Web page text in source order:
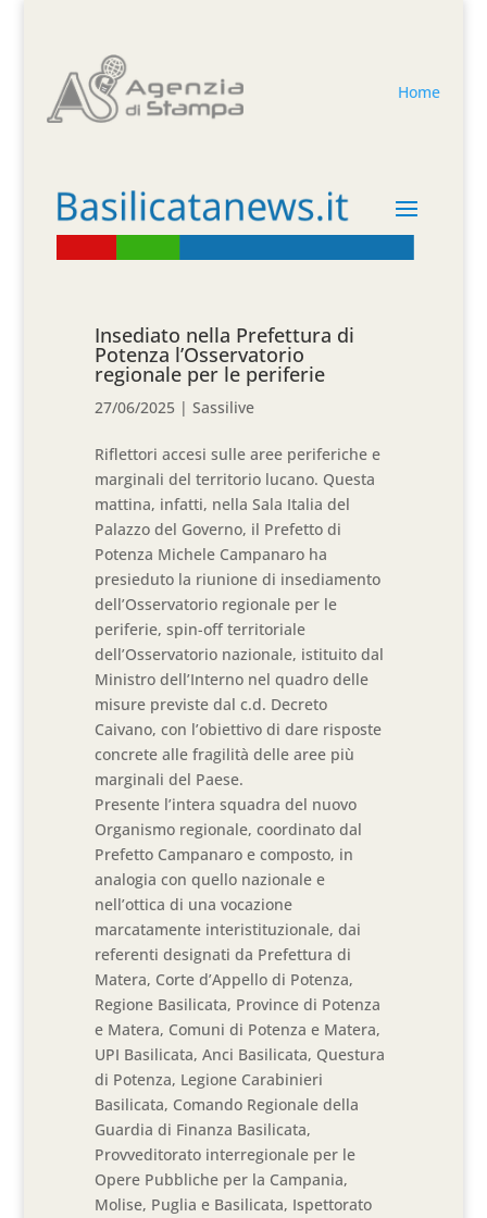
Home
Insediato nella Prefettura di
Potenza l’Osservatorio
regionale per le periferie
27/06/2025 |Sassilive
Riflettori accesi sulle aree periferiche e
marginali del territorio lucano. Questa
mattina, infatti, nella Sala Italia del
Palazzo del Governo, il Prefetto di
Potenza Michele Campanaro ha
presieduto la riunione di insediamento
dell’Osservatorio regionale per le
periferie, spin-off territoriale
dell’Osservatorio nazionale, istituito dal
Ministro dell’Interno nel quadro delle
misure previste dal c.d. Decreto
Caivano, con l’obiettivo di dare risposte
concrete alle fragilità delle aree più
marginali del Paese.
Presente l’intera squadra del nuovo
Organismo regionale, coordinato dal
Prefetto Campanaro e composto, in
analogia con quello nazionale e
nell’ottica di una vocazione
marcatamente interistituzionale, dai
referenti designati da Prefettura di
Matera, Corte d’Appello di Potenza,
Regione Basilicata, Province di Potenza
e Matera, Comuni di Potenza e Matera,
UPI Basilicata, Anci Basilicata, Questura
di Potenza, Legione Carabinieri
Basilicata, Comando Regionale della
Guardia di Finanza Basilicata,
Provveditorato interregionale per le
Opere Pubbliche per la Campania,
Molise, Puglia e Basilicata, Ispettorato